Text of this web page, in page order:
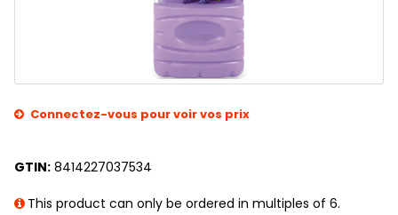
Connectez-vous pour voir vos prix
GTIN: 8414227037534
This product can only be ordered in multiples of 6.